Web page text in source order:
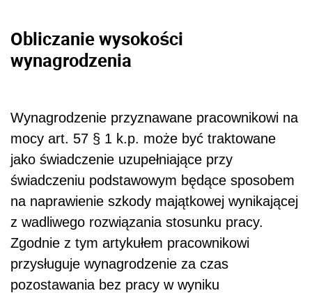
Obliczanie wysokości
wynagrodzenia
Wynagrodzenie przyznawane pracownikowi na
mocy art. 57 § 1 k.p. może być traktowane
jako świadczenie uzupełniające przy
świadczeniu podstawowym będące sposobem
na naprawienie szkody majątkowej wynikającej
z wadliwego rozwiązania stosunku pracy.
Zgodnie z tym artykułem pracownikowi
przysługuje wynagrodzenie za czas
pozostawania bez pracy w wyniku